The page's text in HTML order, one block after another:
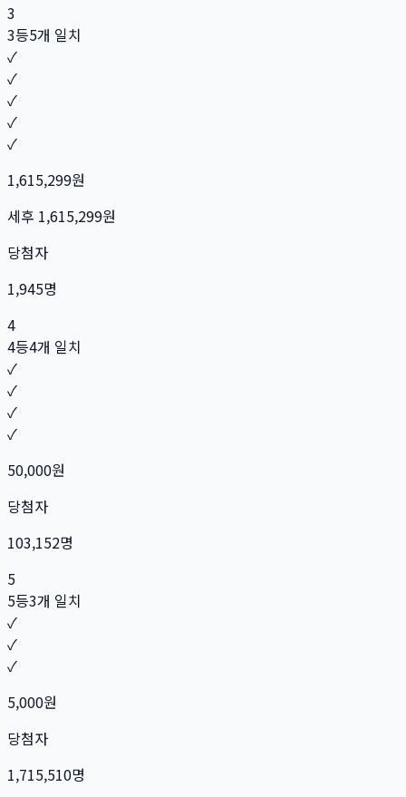
3
3등5개 일치
✓
✓
✓
✓
✓
1,615,299원
세후 1,615,299원
당첨자
1,945명
4
4등4개 일치
✓
✓
✓
✓
50,000원
당첨자
103,152명
5
5등3개 일치
✓
✓
✓
5,000원
당첨자
1,715,510명